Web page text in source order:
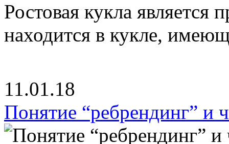
Ростовая кукла является
находится в кукле,
11.01.18
Понятие “ребрендинг” и